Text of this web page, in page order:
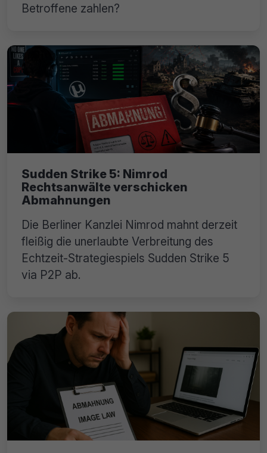
Betroffene zahlen?
Sudden Strike 5: Nimrod
Rechtsanwälte verschicken
Abmahnungen
Die Berliner Kanzlei Nimrod mahnt derzeit
fleißig die unerlaubte Verbreitung des
Echtzeit-Strategiespiels Sudden Strike 5
via P2P ab.